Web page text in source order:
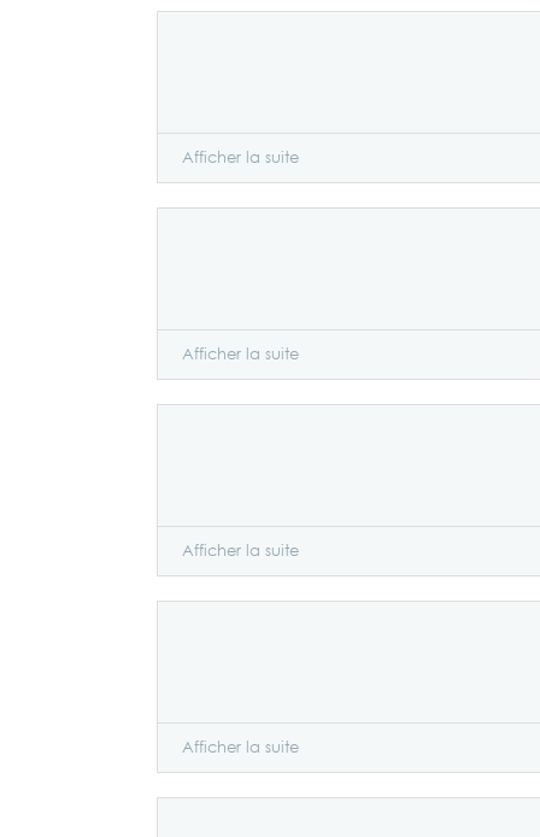
Afficher la suite
Afficher la suite
Afficher la suite
Afficher la suite